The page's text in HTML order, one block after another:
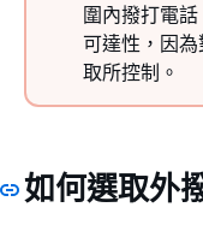
圍內撥打電
可達性，因
取所控制。
如何選取外